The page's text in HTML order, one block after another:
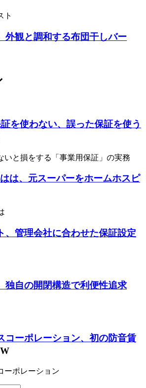
ト
外観と調和する布団干しバー
証を使わない、誤った保証を使う
いと損をする「事業用保証」の実務
は、元スーパーをホームホスピ
、管理会社に合わせた保証設定
独自の開閉構造で利便性追求
コーポレーション、初の防音賃
ーポレーション